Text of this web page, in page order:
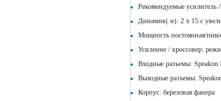
Рекомендуемые
Динамик( и): 2 х 15 с
Мощность постоянная/
Усиление / кроссовер:
Входные разъемы: Speakon
Выходные разъемы:
Корпус: березовая фанера